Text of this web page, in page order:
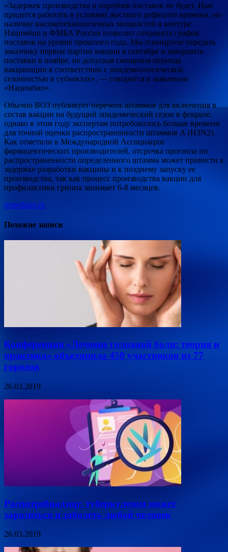
«Задержек производства и перебоев поставок не будет. Нам
придется работать в условиях жесткого дефицита времени, но
наличие высокотехнологичных мощностей в контуре
Нацимбио и ФМБА России позволит сохранить график
поставок на уровне прошлого года. Мы планируем передать
заказчику первые партии вакцин в сентябре и завершить
поставки в ноябре, не допуская смещения периода
вакцинации в соответствии с эпидемиологической
сезонностью в субъектах», — говорится в заявлении
«Нацимбио».
Обычно ВОЗ публикует перечень штаммов для включения в
состав вакцин на будущий эпидемический сезон в феврале,
однако в этом году экспертам потребовалось больше времени
для точной оценки распространенности штаммов А (H3N2).
Как отметили в Международной Ассоциации
фармацевтических производителей, отсрочка прогноза по
распространенности определенного штамма может привести к
задержке разработки вакцины и к позднему запуску ее
производства, так как процесс производства вакцин для
профилактики гриппа занимает 6-8 месяцев.
remedium.ru
Похожие записи
Конференция «Лечение головной боли: теория и
практика» объединила 450 участников из 77
городов
26.03.2019
Роспотребнадзор: туберкулезом может
заразиться и заболеть любой человек
26.03.2019